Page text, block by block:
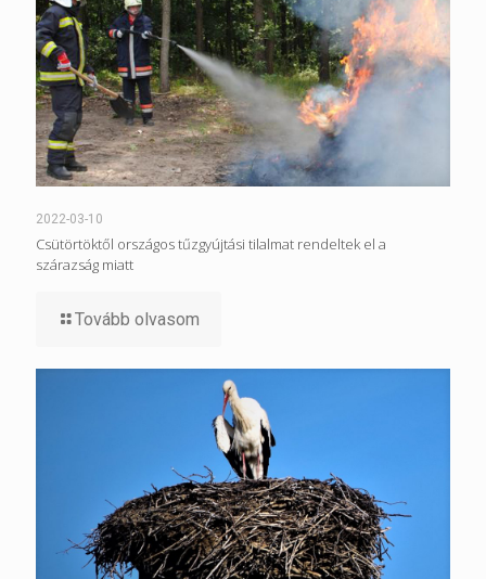
2022-03-10
Csütörtöktől országos tűzgyújtási tilalmat rendeltek el a
szárazság miatt
Tovább olvasom